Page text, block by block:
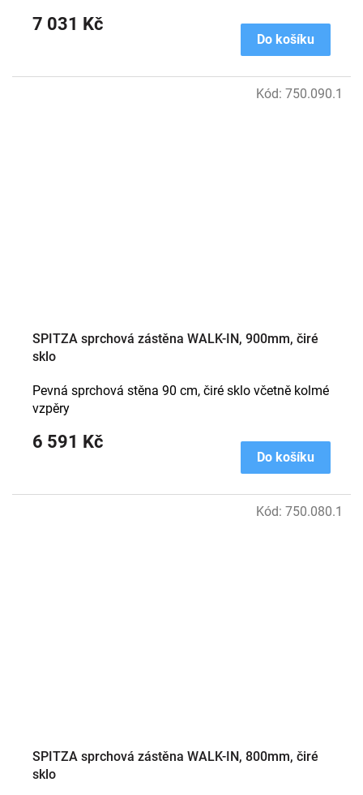
7 031 Kč
Do košíku
SPITZA sprchová zástěna WALK-IN, 900mm, čiré
sklo
6 591 Kč
Do košíku
Pevná sprchová stěna 90 cm, čiré sklo včetně kolmé
vzpěry
Kód: 750.090.1
SPITZA sprchová zástěna WALK-IN, 800mm, čiré
sklo
Kód: 750.080.1